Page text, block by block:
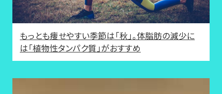
もっとも痩せやすい季節は「秋」。体脂肪の減少に
は「植物性タンパク質」がおすすめ